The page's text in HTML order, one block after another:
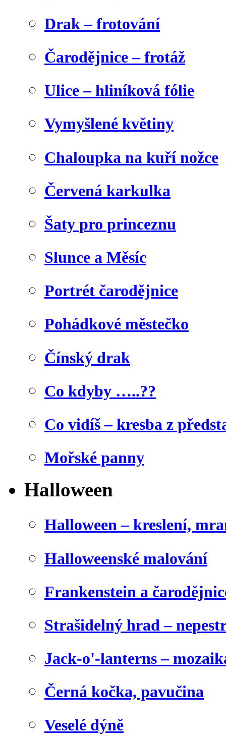
Drak – frotování
Čarodějnice – frotáž
Ulice – hliníková fólie
Vymyšlené květiny
Chaloupka na kuří nožce
Červená karkulka
Šaty pro princeznu
Slunce a Měsíc
Portrét čarodějnice
Pohádkové městečko
Čínský drak
Co kdyby …..??
Co vidíš – kresba z
Mořské panny
Halloween
Halloween – kreslení,
Halloweenské malování
Frankenstein a
Strašidelný hrad –
Jack-o'-lanterns –
Černá kočka, pavučina
Veselé dýně